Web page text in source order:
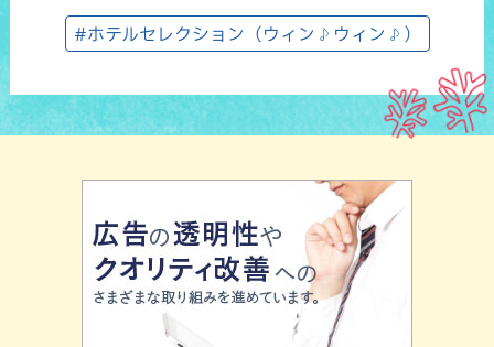
#ホテルセレクション（ウィン♪ウィン♪）